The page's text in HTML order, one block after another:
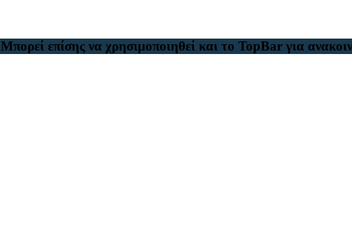
Μπορεί επίσης να χρησιμοποιηθεί και το TopBar για